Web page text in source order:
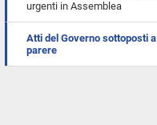
urgenti in Assemblea
Atti del Governo sottoposti a
parere